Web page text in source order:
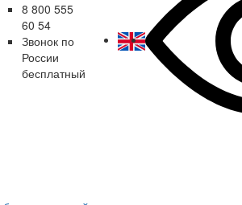
8 800 555
60 54
Звонок по
России
бесплатный